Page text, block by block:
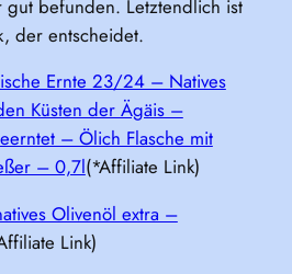
befunden. Letztendlich ist
der entscheidet.
Ernte 23/24 – Natives
Küsten der Ägäis –
– Ölich Flasche mit
– 0,7l(*Affiliate Link)
Olivenöl extra –
Link)